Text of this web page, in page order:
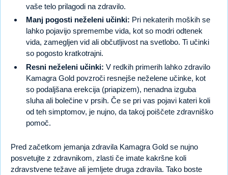
vaše telo prilagodi na zdravilo.
Manj pogosti neželeni učinki: Pri nekaterih moških se
lahko pojavijo spremembe vida, kot so modri odtenek
vida, zamegljen vid ali občutljivost na svetlobo. Ti učinki
so pogosto kratkotrajni.
Resni neželeni učinki: V redkih primerih lahko zdravilo
Kamagra Gold povzroči resnejše neželene učinke, kot
so podaljšana erekcija (priapizem), nenadna izguba
sluha ali bolečine v prsih. Če se pri vas pojavi kateri koli
od teh simptomov, je nujno, da takoj poiščete zdravniško
pomoč.
Pred začetkom jemanja zdravila Kamagra Gold se nujno
posvetujte z zdravnikom, zlasti če imate kakršne koli
zdravstvene težave ali jemljete druga zdravila. Tako boste